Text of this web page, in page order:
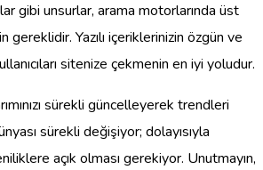
gibi unsurlar, arama motorlarında üst
gereklidir. Yazılı içeriklerinizin özgün ve
sitenize çekmenin en iyi yoludur.
sürekli güncelleyerek trendleri
sürekli değişiyor; dolayısıyla
açık olması gerekiyor. Unutmayın,